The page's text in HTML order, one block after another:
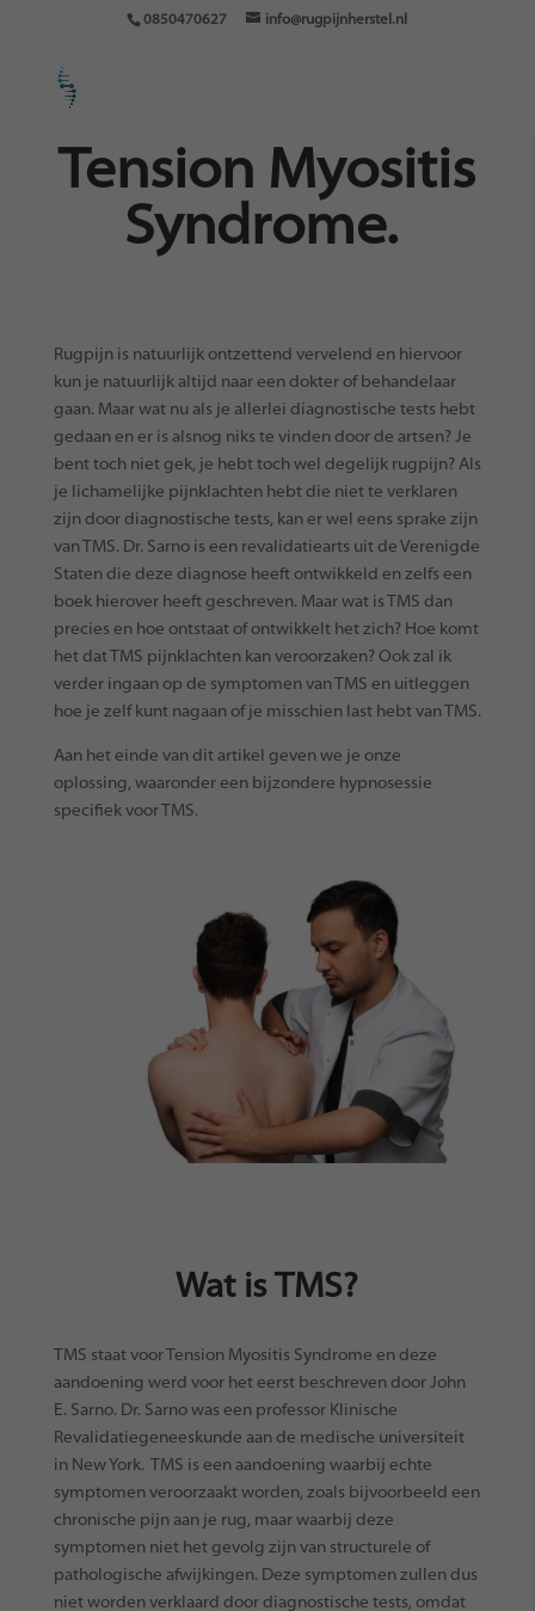
0850470627 info@rugpijnherstel.nl
Tension Myositis
Syndrome.
Rugpijn is natuurlijk ontzettend vervelend en hiervoor
kun je natuurlijk altijd naar een dokter of behandelaar
gaan. Maar wat nu als je allerlei diagnostische tests hebt
gedaan en er is alsnog niks te vinden door de artsen? Je
bent toch niet gek, je hebt toch wel degelijk rugpijn? Als
je lichamelijke pijnklachten hebt die niet te verklaren
zijn door diagnostische tests, kan er wel eens sprake zijn
van TMS. Dr. Sarno is een revalidatiearts uit de Verenigde
Staten die deze diagnose heeft ontwikkeld en zelfs een
boek hierover heeft geschreven. Maar wat is TMS dan
precies en hoe ontstaat of ontwikkelt het zich? Hoe komt
het dat TMS pijnklachten kan veroorzaken? Ook zal ik
verder ingaan op de symptomen van TMS en uitleggen
hoe je zelf kunt nagaan of je misschien last hebt van TMS.
Aan het einde van dit artikel geven we je onze
oplossing, waaronder een bijzondere hypnosessie
specifiek voor TMS.
Wat is TMS?
TMS staat voor Tension Myositis Syndrome en deze
aandoening werd voor het eerst beschreven door John
E. Sarno. Dr. Sarno was een professor Klinische
Revalidatiegeneeskunde aan de medische universiteit
in New York.
TMS is een aandoening waarbij echte
symptomen veroorzaakt worden, zoals bijvoorbeeld een
chronische pijn aan je rug, maar waarbij deze
symptomen niet het gevolg zijn van structurele of
pathologische afwijkingen. Deze symptomen zullen dus
niet worden verklaard door diagnostische tests, omdat